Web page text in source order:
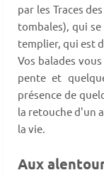
par les Traces
tombales), qui
templier, qui est
Vos balades
pente et
présence de
la retouche d'un
la vie.
Aux